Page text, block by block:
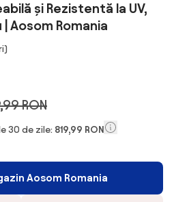
și Rezistentă la UV,
Aosom Romania
RON
30 de zile: 819,99 RON
Aosom Romania